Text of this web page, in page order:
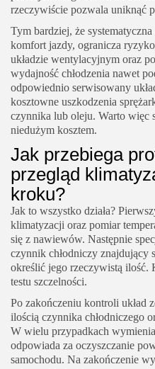
rzeczywiście pozwala uniknąć
Tym bardziej, że
komfort jazdy, ogranicza
układzie wentylacyjnym oraz
wydajność chłodzenia nawet
odpowiednio serwisowany
kosztowne uszkodzenia
czynnika lub oleju. Warto więc
niedużym kosztem.
Jak przebiega
przegląd
kroku?
Jak to wszystko działa?
klimatyzacji oraz pomiar
się z nawiewów. Następnie
czynnik chłodniczy znajdujący
określić jego rzeczywistą
testu szczelności.
Po zakończeniu kontroli układ
ilością czynnika chłodniczego
W wielu przypadkach
odpowiada za oczyszczanie
samochodu. Na zakończenie